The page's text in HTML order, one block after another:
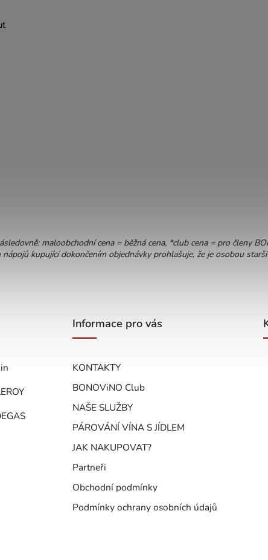
maloobchodní cena = běžná cena, *club cena = pro členy
kupující dokončením objednávky prohlašuje, že je osobou
Informace pro vás
KONTAKTY
BONOViNO Club
NAŠE SLUŽBY
PÁROVÁNÍ VÍNA S JÍDLEM
JAK NAKUPOVAT?
Partneři
Obchodní podmínky
Podmínky ochrany osobních údajů